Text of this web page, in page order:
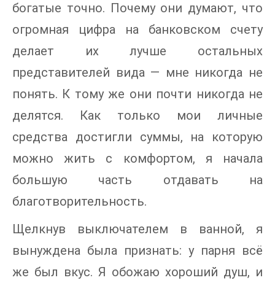
богатые точно. Почему они думают, что
огромная цифра на банковском счету
делает их лучше остальных
представителей вида — мне никогда не
понять. К тому же они почти никогда не
делятся. Как только мои личные
средства достигли суммы, на которую
можно жить с комфортом, я начала
большую часть отдавать на
благотворительность.
Щелкнув выключателем в ванной, я
вынуждена была признать: у парня всё
же был вкус. Я обожаю хороший душ, и